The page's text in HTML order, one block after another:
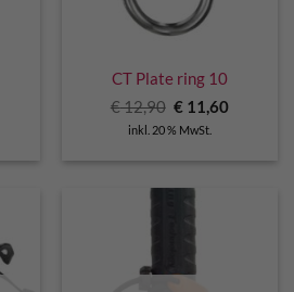
CT Plate ring 10
€12,90 Ursprünglicher
Preis
war:
€ 11,60
inkl. 20 % MwSt.